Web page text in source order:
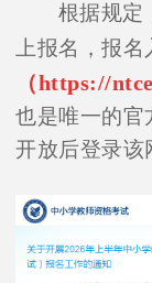
根据规定
上报名，报名
（https://
也是唯一的官
开放后登录该